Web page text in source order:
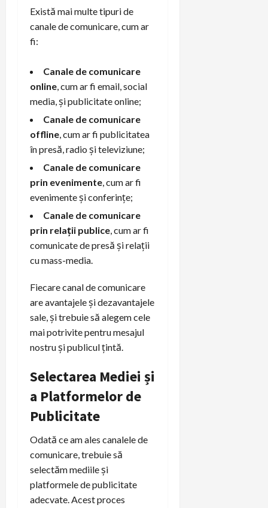
Există mai multe tipuri de
canale de comunicare, cum ar
fi:
Canale de comunicare
online, cum ar fi email, social
media, și publicitate online;
Canale de comunicare
offline, cum ar fi publicitatea
în presă, radio și televiziune;
Canale de comunicare
prin evenimente, cum ar fi
evenimente și conferințe;
Canale de comunicare
prin relații publice, cum ar fi
comunicate de presă și relații
cu mass-media.
Fiecare canal de comunicare
are avantajele și dezavantajele
sale, și trebuie să alegem cele
mai potrivite pentru mesajul
nostru și publicul țintă.
Selectarea Mediei și
a Platformelor de
Publicitate
Odată ce am ales canalele de
comunicare, trebuie să
selectăm mediile și
platformele de publicitate
adecvate. Acest proces